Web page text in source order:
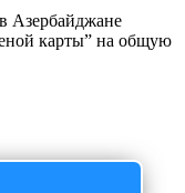
Азербайджане
карты” на общую